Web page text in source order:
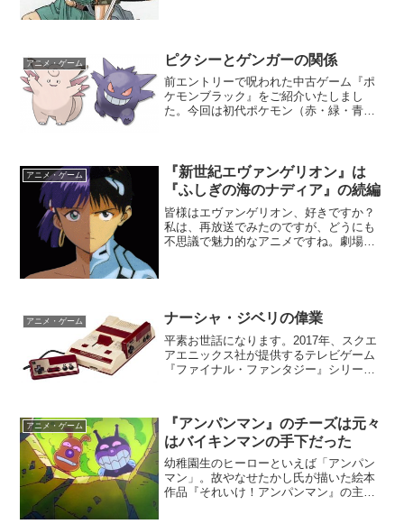
て、この名作『クロノ・トリ...
アニメ・ゲーム ピクシーとゲンガーの関係
前エントリーで呪われた中古ゲーム『ポ
ケモンブラック』をご紹介いたしまし
た。今回は初代ポケモン（赤・緑・青・
ピクシーの成れの果てである...
アニメ・ゲーム
『新世紀エヴァンゲリオン』は
『ふしぎの海のナディア』の続編
皆様はエヴァンゲリオン、好きですか？
私は、再放送でみたのですが、どうにも
不思議で魅力的なアニメですね。劇場版
アニメ・ゲーム ナーシャ・ジベリの偉業
平素お世話になります。2017年、スクエ
アエニックス社が提供するテレビゲーム
『ファイナル・ファンタジー』シリーズ
ためには、多く...
アニメ・ゲーム
『アンパンマン』のチーズは元々
はバイキンマンの手下だった
幼稚園生のヒーローといえば「アンパン
マン」。故やなせたかし氏が描いた絵本
作品『それいけ！アンパンマン』の主人